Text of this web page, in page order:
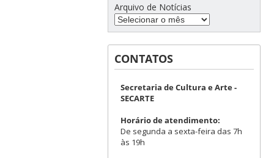
Arquivo de Notícias
CONTATOS
Secretaria de Cultura e Arte -
SECARTE
Horário de atendimento:
De segunda a sexta-feira das 7h
às 19h